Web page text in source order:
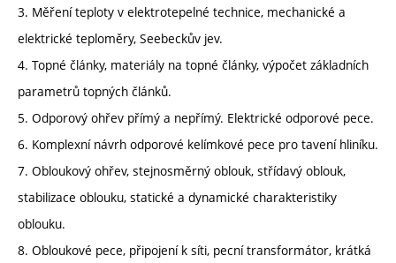
3. Měření teploty v elektrotepelné technice, mechanické a
elektrické teploměry, Seebeckův jev.
4. Topné články, materiály na topné články, výpočet základních
parametrů topných článků.
5. Odporový ohřev přímý a nepřímý. Elektrické odporové pece.
6. Komplexní návrh odporové kelímkové pece pro tavení hliníku.
7. Obloukový ohřev, stejnosměrný oblouk, střídavý oblouk,
stabilizace oblouku, statické a dynamické charakteristiky
oblouku.
8. Obloukové pece, připojení k síti, pecní transformátor, krátká